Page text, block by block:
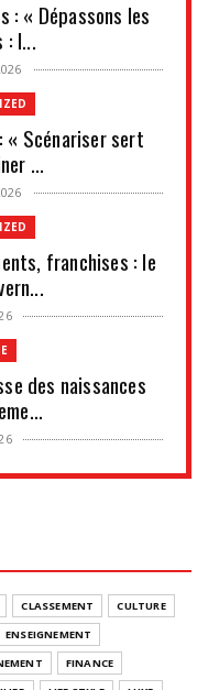
: « Dépassons les
: l...
Scénariser sert
...
franchises : le
des naissances
au sein
CLASSEMENT
CULTURE
ENSEIGNEMENT
FINANCE